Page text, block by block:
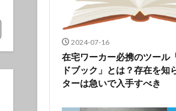
2024-07-16
在宅ワーカー必携のツール
ドブック」とは？存在を知
ターは急いで入手すべき